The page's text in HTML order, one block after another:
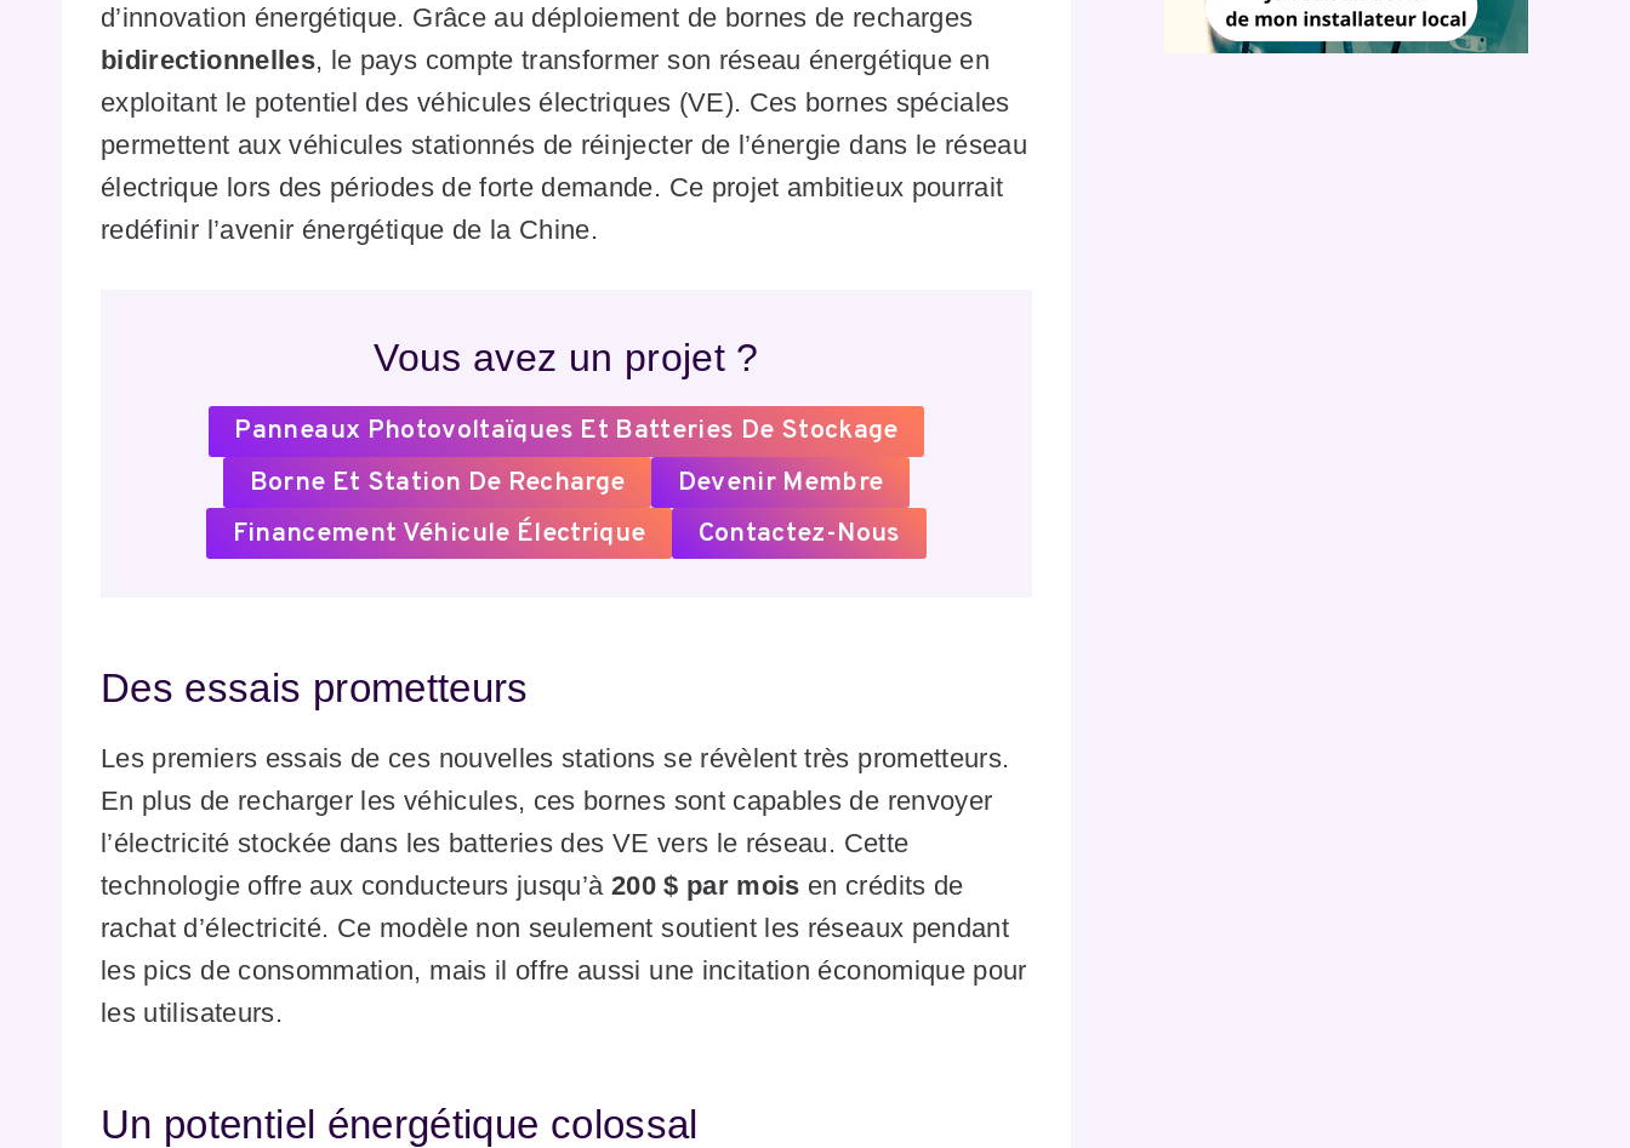
d’innovation énergétique. Grâce au déploiement de bornes de recharges
bidirectionnelles, le pays compte transformer son réseau énergétique en
exploitant le potentiel des véhicules électriques (VE). Ces bornes spéciales
permettent aux véhicules stationnés de réinjecter de l’énergie dans le réseau
électrique lors des périodes de forte demande. Ce projet ambitieux pourrait
redéfinir l’avenir énergétique de la Chine.
Vous avez un projet ?
Panneaux Photovoltaïques Et Batteries De Stockage
Borne Et Station De Recharge
Devenir Membre
Financement Véhicule Électrique
Contactez-Nous
Des essais prometteurs
Les premiers essais de ces nouvelles stations se révèlent très prometteurs.
En plus de recharger les véhicules, ces bornes sont capables de renvoyer
l’électricité stockée dans les batteries des VE vers le réseau. Cette
technologie offre aux conducteurs jusqu’à 200 $ par mois en crédits de
rachat d’électricité. Ce modèle non seulement soutient les réseaux pendant
les pics de consommation, mais il offre aussi une incitation économique pour
les utilisateurs.
Un potentiel énergétique colossal